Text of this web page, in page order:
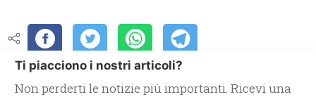
Ti piacciono i nostri articoli?
Non perderti le notizie più importanti. Ricevi una